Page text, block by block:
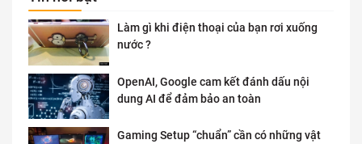
Làm gì khi điện thoại của bạn rơi xuống
nước ?
OpenAI, Google cam kết đánh dấu nội
dung AI để đảm bảo an toàn
Gaming Setup “chuẩn” cần có những vật